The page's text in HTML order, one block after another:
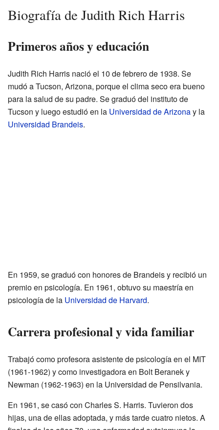
Biografía de Judith Rich Harris
Primeros años y educación
Judith Rich Harris nació el 10 de febrero de 1938. Se
mudó a Tucson, Arizona, porque el clima seco era bueno
para la salud de su padre. Se graduó del instituto de
Tucson y luego estudió en la Universidad de Arizonay la
Universidad Brandeis.
En 1959, se graduó con honores de Brandeis y recibió un
premio en psicología. En 1961, obtuvo su maestría en
psicología de la Universidad de Harvard.
Carrera profesional y vida familiar
Trabajó como profesora asistente de psicología en el MIT
(1961-1962) y como investigadora en Bolt Beranek y
Newman (1962-1963) en la Universidad de Pensilvania.
En 1961, se casó con Charles S. Harris. Tuvieron dos
hijas, una de ellas adoptada, y más tarde cuatro nietos. A